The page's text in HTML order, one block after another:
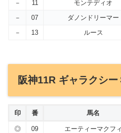
－
11 モンテディオ
－
07 ダノンドリーマー
－
13 ルース
阪神11R ギャラクシ
印 番 馬名
◎ 09 エーティーマクフィ